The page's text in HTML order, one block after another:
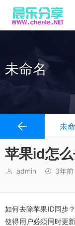
未命名
未
苹果id怎
admin 3年前
如何去除苹果ID同步
使得用户必须同时更